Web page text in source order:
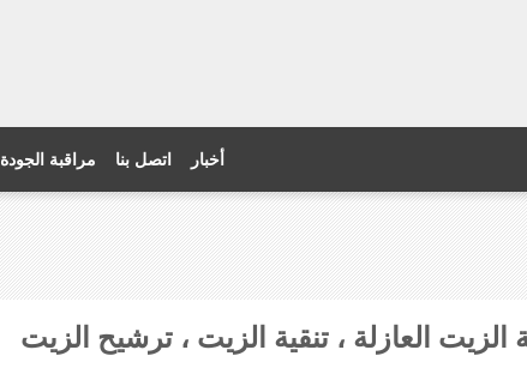
مراقبة الجودة اتصل بنا أخبار
العازلة ، تنقية الزيت ، ترشيح الزيت